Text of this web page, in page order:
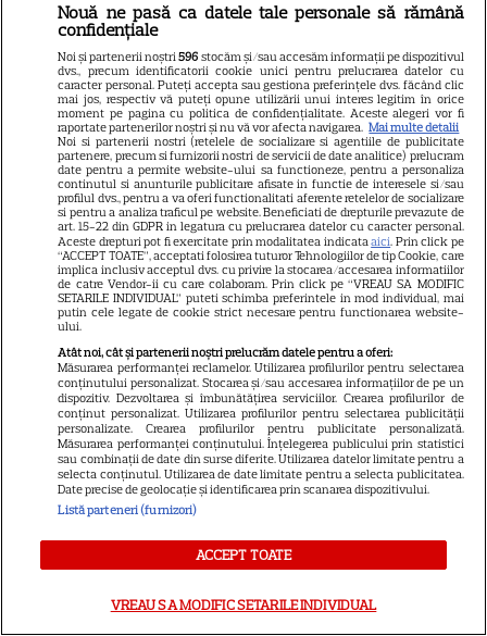
14
regizorului premiat cu Oscar
care a realizat documentarul
despre viața sa. Filmul are 232
de minute
3
VEDETE STRĂINE
Marvel are un nou Black
Panther. David Jonsson preia
moștenirea lui Chadwick
Boseman
7
Ryan Gosling este noul Ghost
Rider din Universul Marvel.
Anunțul făcut la Comic-Con i-
a entuziasmat pe fani
DISNEY PLUS
„Diavolul se îmbracă de la
Meryl Streep și Anne
Hathaway revin la revista
Nouă ne pasă ca datele tale personale să rămână
confidențiale
Noi și partenerii noștri596 stocăm și/sau accesăm informații pe dispozitivul
dvs., precum identificatorii cookie unici pentru prelucrarea datelor cu
caracter personal. Puteți accepta sau gestiona preferințele dvs. făcând clic
mai jos, respectiv vă puteți opune utilizării unui interes legitim în orice
moment pe pagina cu politica de confidențialitate. Aceste alegeri vor fi
raportate partenerilor noștri și nu vă vor afecta navigarea. Mai multe detalii
Noi si partenerii nostri (retelele de socializare si agentiile de publicitate
partenere, precum si furnizorii nostri de servicii de date analitice) prelucram
date pentru a permite website-ului sa functioneze, pentru a personaliza
continutul si anunturile publicitare afisate in functie de interesele si/sau
profilul dvs., pentru a va oferi functionalitati aferente retelelor de socializare
si pentru a analiza traficul pe website. Beneficiati de drepturile prevazute de
art. 15-22 din GDPR in legatura cu prelucrarea datelor cu caracter personal.
Aceste drepturi pot fi exercitate prin modalitatea indicataaici. Prin click pe
“ACCEPT TOATE”, acceptati folosirea tuturor Tehnologiilor de tip Cookie, care
implica inclusiv acceptul dvs. cu privire la stocarea/accesarea informatiilor
de catre Vendor-ii cu care colaboram. Prin click pe “VREAU SA MODIFIC
SETARILE INDIVIDUAL” puteti schimba preferintele in mod individual, mai
putin cele legate de cookie strict necesare pentru functionarea website-
ului.
Atât noi, cât și partenerii noștri prelucrăm datele pentru a oferi:
Măsurarea performanței reclamelor. Utilizarea profilurilor pentru selectarea
conținutului personalizat. Stocarea și/sau accesarea informațiilor de pe un
dispozitiv. Dezvoltarea și îmbunătățirea serviciilor. Crearea profilurilor de
conținut personalizat. Utilizarea profilurilor pentru selectarea publicității
personalizate. Crearea profilurilor pentru publicitate personalizată.
Măsurarea performanței conținutului. Înțelegerea publicului prin statistici
sau combinații de date din surse diferite. Utilizarea datelor limitate pentru a
selecta conținutul. Utilizarea de date limitate pentru a selecta publicitatea.
Date precise de geolocație și identificarea prin scanarea dispozitivului.
Listă parteneri (furnizori)
ACCEPT TOATE
VREAU SA MODIFIC SETARILE INDIVIDUAL